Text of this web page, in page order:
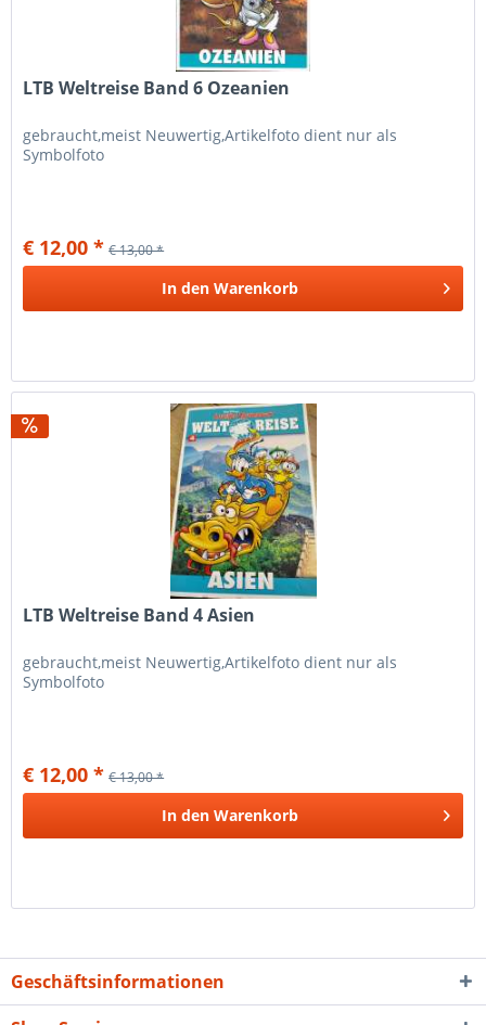
LTB Weltreise Band 6 Ozeanien
gebraucht,meist Neuwertig,Artikelfoto dient nur als
Symbolfoto
€ 12,00 * € 13,00 *
In den Warenkorb
LTB Weltreise Band 4 Asien
gebraucht,meist Neuwertig,Artikelfoto dient nur als
Symbolfoto
€ 12,00 * € 13,00 *
In den Warenkorb
Geschäftsinformationen